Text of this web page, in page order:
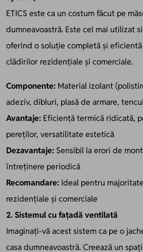
ETICS este ca un costum făcut pe
dumneavoastră. Este cel mai utilizat
oferind o soluție completă și
clădirilor rezidențiale și comerciale.
Componente: Material izolant
adeziv, dibluri, plasă de armare,
Avantaje: Eficiență termică ridicată,
pereților, versatilitate estetică
Dezavantaje: Sensibil la erori de
întreținere periodică
Recomandare: Ideal pentru
rezidențiale și comerciale
2. Sistemul cu fațadă ventilată
Imaginați-vă acest sistem ca pe o
casa dumneavoastră. Creează un